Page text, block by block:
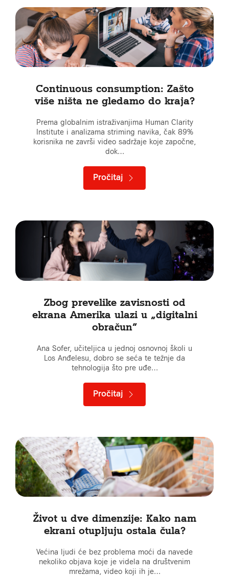
Continuous consumption: Zašto
više ništa ne gledamo do kraja?
Prema globalnim istraživanjima Human Clarity
Institute i analizama striming navika, čak 89%
korisnika ne završi video sadržaje koje započne,
dok…
Pročitaj
Zbog prevelike zavisnosti od
ekrana Amerika ulazi u „digitalni
obračun”
Ana Sofer, učiteljica u jednoj osnovnoj školi u
Los Anđelesu, dobro se seća te težnje da
tehnologija što pre uđe…
Pročitaj
Život u dve dimenzije: Kako nam
ekrani otupljuju ostala čula?
Većina ljudi će bez problema moći da navede
nekoliko objava koje je videla na društvenim
mrežama, video koji ih je…